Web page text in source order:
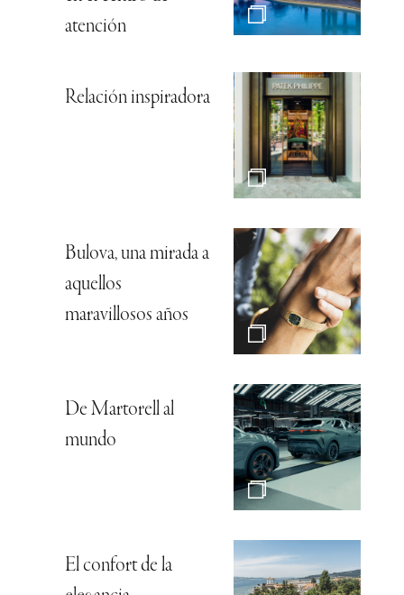
atención
Relación inspiradora
Bulova, una mirada a
aquellos
maravillosos años
De Martorell al
mundo
El confort de la